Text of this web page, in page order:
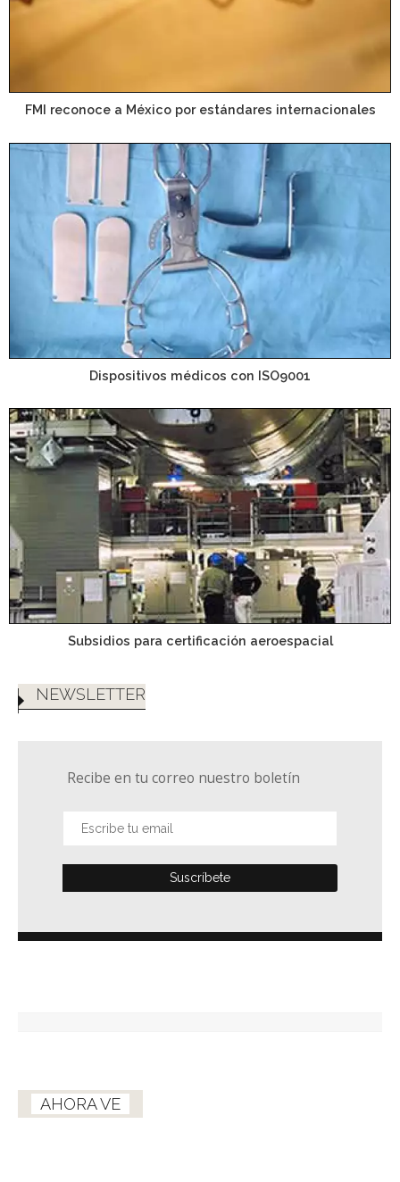
FMI reconoce a México por estándares internacionales
Dispositivos médicos con ISO9001
Subsidios para certificación aeroespacial
NEWSLETTER
Recibe en tu correo nuestro boletín
AHORA VE